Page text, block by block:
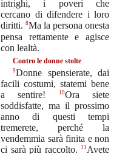
intrighi, i poveri che
cercano di difendere i loro
diritti. 8Ma la persona onesta
pensa rettamente e agisce
con lealtà.
Contro le donne stolte
9Donne spensierate, dai
facili costumi, statemi bene
a sentire!
10Ora siete
soddisfatte, ma il prossimo
anno di questi tempi
tremerete, perché la
vendemmia sarà finita e non
ci sarà più raccolto.
11Avete